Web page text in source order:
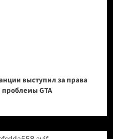
выступил за права
GTA